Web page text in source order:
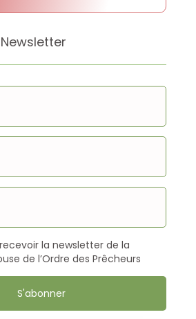
d'abandonner leurs terres.
vivre en paix, dans la
la newsletter de la
de l’Ordre des Prêcheurs
S'abonner